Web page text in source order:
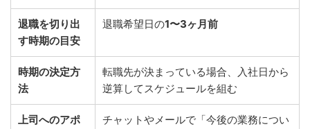
退職を切り出
す時期の目安
退職希望日の1〜3ヶ月前
時期の決定方
法
転職先が決まっている場合、入社日から
逆算してスケジュールを組む
上司へのアポ
チャットやメールで「今後の業務につい